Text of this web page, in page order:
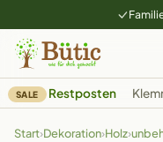
SALE Restposten
Start›Dekoration›Holz›